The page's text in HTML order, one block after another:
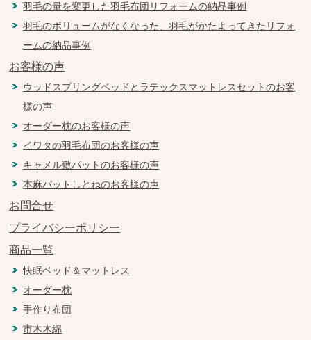
羽毛の量を変更した羽毛布団リフォームの納品事例
羽毛のボリュームがなくなった、羽毛がかたよってきたリフォ
ームの納品事例
お客様の声
ウッドスプリングベッドとラテックスマットレスセットのお客
様の声
オーダー枕のお客様の声
イワタの羽毛布団のお客様の声
キャメル敷パットのお客様の声
本麻パットしとねのお客様の声
お問合せ
プライバシーポリシー
商品一覧
快眠ベッド＆マットレス
オーダー枕
手作り布団
市木木綿